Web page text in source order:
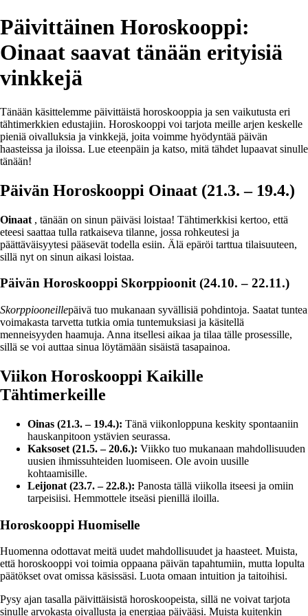
Päivittäinen Horoskooppi:
Oinaat saavat tänään erityisiä
vinkkejä
Tänään käsittelemme päivittäistä horoskooppia ja sen vaikutusta eri
tähtimerkkien edustajiin. Horoskooppi voi tarjota meille arjen keskelle
pieniä oivalluksia ja vinkkejä, joita voimme hyödyntää päivän
haasteissa ja iloissa. Lue eteenpäin ja katso, mitä tähdet lupaavat sinulle
tänään!
Päivän Horoskooppi Oinaat (21.3. – 19.4.)
Oinaat , tänään on sinun päiväsi loistaa! Tähtimerkkisi kertoo, että
eteesi saattaa tulla ratkaiseva tilanne, jossa rohkeutesi ja
päättäväisyytesi pääsevät todella esiin. Älä epäröi tarttua tilaisuuteen,
sillä nyt on sinun aikasi loistaa.
Päivän Horoskooppi Skorppioonit (24.10. – 22.11.)
Skorppiooneillepäivä tuo mukanaan syvällisiä pohdintoja. Saatat tuntea
voimakasta tarvetta tutkia omia tuntemuksiasi ja käsitellä
menneisyyden haamuja. Anna itsellesi aikaa ja tilaa tälle prosessille,
sillä se voi auttaa sinua löytämään sisäistä tasapainoa.
Viikon Horoskooppi Kaikille
Tähtimerkeille
Oinas (21.3. – 19.4.): Tänä viikonloppuna keskity spontaaniin
hauskanpitoon ystävien seurassa.
Kaksoset (21.5. – 20.6.): Viikko tuo mukanaan mahdollisuuden
uusien ihmissuhteiden luomiseen. Ole avoin uusille
kohtaamisille.
Leijonat (23.7. – 22.8.): Panosta tällä viikolla itseesi ja omiin
tarpeisiisi. Hemmottele itseäsi pienillä iloilla.
Horoskooppi Huomiselle
Huomenna odottavat meitä uudet mahdollisuudet ja haasteet. Muista,
että horoskooppi voi toimia oppaana päivän tapahtumiin, mutta lopulta
päätökset ovat omissa käsissäsi. Luota omaan intuition ja taitoihisi.
Pysy ajan tasalla päivittäisistä horoskoopeista, sillä ne voivat tarjota
sinulle arvokasta oivallusta ja energiaa päivääsi. Muista kuitenkin